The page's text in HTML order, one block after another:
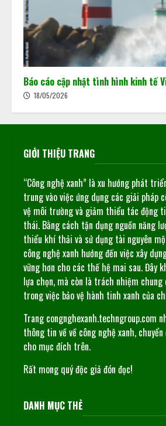
Báo cáo cập nhật tình hình kinh tế
18/05/2026
GIỚI THIỆU TRANG
“Công nghệ xanh” là xu hướng phát
trung vào việc ứng dụng các giải pháp
vệ môi trường và giảm thiểu tác động
thái. Bằng cách tận dụng nguồn năng
thiểu khí thải và sử dụng tài nguyên
công nghệ xanh hướng đến việc xây
vững hơn cho các thế hệ mai sau. Đây
lựa chọn, mà còn là trách nhiệm chung
trong việc bảo vệ hành tinh xanh của
Trang congnghexanh.techngroup.com
thông tin về về công nghệ xanh,
cho mục đích trên.
Rất mong quý độc giả đón đọc!
DANH MỤC THẺ